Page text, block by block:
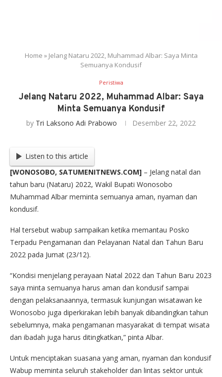
Home » Jelang Nataru 2022, Muhammad Albar: Saya Minta
Semuanya Kondusif
Peristiwa
Jelang Nataru 2022, Muhammad Albar: Saya
Minta Semuanya Kondusif
by Tri Laksono Adi Prabowo Desember 22, 2022
Listen to this article
[WONOSOBO, SATUMENITNEWS.COM] – Jelang natal dan
tahun baru (Nataru) 2022, Wakil Bupati Wonosobo
Muhammad Albar meminta semuanya aman, nyaman dan
kondusif.
Hal tersebut wabup sampaikan ketika memantau Posko
Terpadu Pengamanan dan Pelayanan Natal dan Tahun Baru
2022 pada Jumat (23/12).
“Kondisi menjelang perayaan Natal 2022 dan Tahun Baru 2023
saya minta semuanya harus aman dan kondusif sampai
dengan pelaksanaannya, termasuk kunjungan wisatawan ke
Wonosobo juga diperkirakan lebih banyak dibandingkan tahun
sebelumnya, maka pengamanan masyarakat di tempat wisata
dan ibadah juga harus ditingkatkan,” pinta Albar.
Untuk menciptakan suasana yang aman, nyaman dan kondusif
Wabup meminta seluruh stakeholder dan lintas sektor untuk